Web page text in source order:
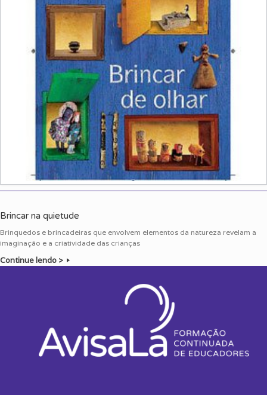
Brincar na quietude
Brinquedos e brincadeiras que envolvem elementos da natureza revelam a
imaginação e a criatividade das crianças
Continue lendo >